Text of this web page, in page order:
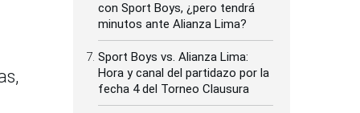
con Sport Boys, ¿pero tendrá
minutos ante Alianza Lima?
Sport Boys vs. Alianza Lima:
Hora y canal del partidazo por la
fecha 4 del Torneo Clausura